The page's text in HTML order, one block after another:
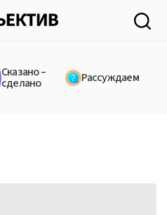
Сказано –
сделано Рассуждаем